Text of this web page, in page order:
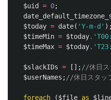
$uid
= 0;
$today = date( 'Y-m-d' );
$timeMin = $today.
$timeMax = $today.
$slackIDs = []; //休日ス
$userNames ; //休日スタッ
foreach ($file as